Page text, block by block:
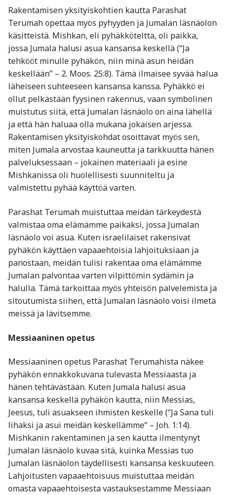
Rakentamisen yksityiskohtien kautta Parashat
Terumah opettaa myös pyhyyden ja Jumalan läsnäolon
käsitteistä. Mishkan, eli pyhäkköteltta, oli paikka,
jossa Jumala halusi asua kansansa keskellä (“Ja
tehkööt minulle pyhäkön, niin minä asun heidän
keskellään” – 2. Moos. 25:8). Tämä ilmaisee syvää halua
läheiseen suhteeseen kansansa kanssa. Pyhäkkö ei
ollut pelkästään fyysinen rakennus, vaan symbolinen
muistutus siitä, että Jumalan läsnäolo on aina lähellä
ja että hän haluaa olla mukana jokaisen arjessa.
Rakentamisen yksityiskohdat osoittavat myös sen,
miten Jumala arvostaa kauneutta ja tarkkuutta hänen
palveluksessaan – jokainen materiaali ja esine
Mishkanissa oli huolellisesti suunniteltu ja
valmistettu pyhää käyttöä varten.
Parashat Terumah muistuttaa meidän tärkeydestä
valmistaa oma elämämme paikaksi, jossa Jumalan
läsnäolo voi asua. Kuten israelilaiset rakensivat
pyhäkön käyttäen vapaaehtoisia lahjoituksiaan ja
panostaan, meidän tulisi rakentaa oma elämämme
Jumalan palvontaa varten vilpittömin sydämin ja
halulla. Tämä tarkoittaa myös yhteisön palvelemista ja
sitoutumista siihen, että Jumalan läsnäolo voisi ilmetä
meissä ja lävitsemme.
Messiaaninen opetus
Messiaaninen opetus Parashat Terumahista näkee
pyhäkön ennakkokuvana tulevasta Messiaasta ja
hänen tehtävästään. Kuten Jumala halusi asua
kansansa keskellä pyhäkön kautta, niin Messias,
Jeesus, tuli asuakseen ihmisten keskelle (“Ja Sana tuli
lihaksi ja asui meidän keskellämme” – Joh. 1:14).
Mishkanin rakentaminen ja sen kautta ilmentynyt
Jumalan läsnäolo kuvaa sitä, kuinka Messias tuo
Jumalan läsnäolon täydellisesti kansansa keskuuteen.
Lahjoitusten vapaaehtoisuus muistuttaa meidän
omasta vapaaehtoisesta vastauksestamme Messiaan